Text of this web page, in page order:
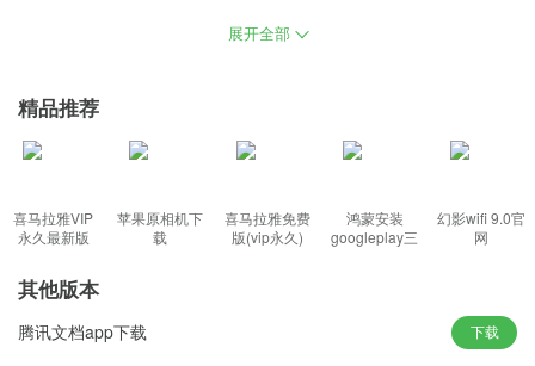
辑，同时可支持多人协作，为用户移动办公提供便利，可以将自己
对文件进行处理非常便捷。
功能：
文件传输和存储专业技术保障
2、实时查看协作者的修改内容，有会议纪要、项目管理、日报等各
展开全部
精品推荐
喜马拉雅VIP
永久最新版
苹果原相机下
载
喜马拉雅免费
版(vip永久)
鸿蒙安装
googleplay三
幻影wifi 9.0官
网
其他版本
腾讯文档app下载 下载